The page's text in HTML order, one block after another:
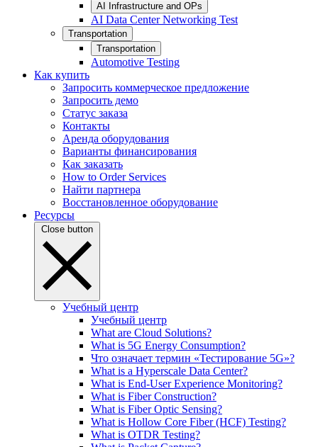
AI Infrastructure and OPs
AI Data Center Networking Test
Transportation
Transportation
Automotive Testing
Как купить
Запросить коммерческое предложение
Запросить демо
Статус заказа
Контакты
Аренда оборудования
Варианты финансирования
Как заказать
How to Order Services
Найти партнера
Восстановленное оборудование
Ресурсы
Close button
Учебный центр
Учебный центр
What are Cloud Solutions?
What is 5G Energy Consumption?
Что означает термин «Тестирование 5G»?
What is a Hyperscale Data Center?
What is End-User Experience Monitoring?
What is Fiber Construction?
What is Fiber Optic Sensing?
What is Hollow Core Fiber (HCF) Testing?
What is OTDR Testing?